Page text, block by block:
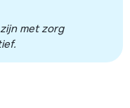
met zorg